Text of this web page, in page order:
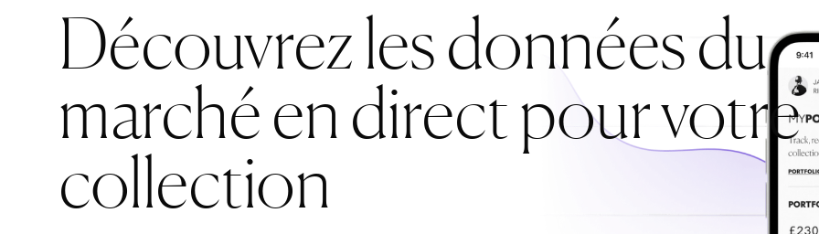
Découvrez les données du
marché en direct pour votre
collection